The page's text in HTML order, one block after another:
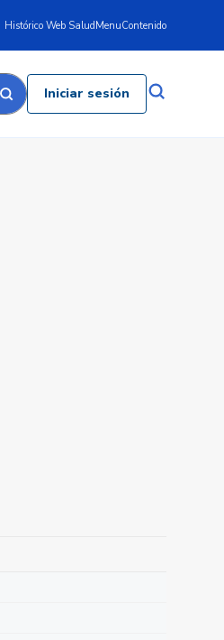
Histórico Web SaludMenuContenido
Iniciar sesión